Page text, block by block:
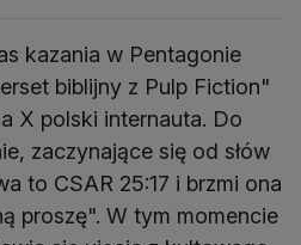
kazania w Pentagonie
biblijny z Pulp Fiction"
X polski internauta. Do
zaczynające się od słów
to CSAR 25:17 i brzmi ona
proszę". W tym momencie